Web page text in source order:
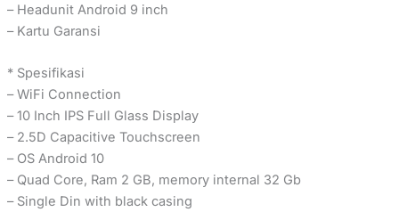
– Headunit Android 9 inch
– Kartu Garansi
* Spesifikasi
– WiFi Connection
– 10 Inch IPS Full Glass Display
– 2.5D Capacitive Touchscreen
– OS Android 10
– Quad Core, Ram 2 GB, memory internal 32 Gb
– Single Din with black casing